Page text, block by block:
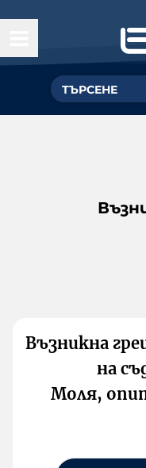
Възникна
на
Моля,